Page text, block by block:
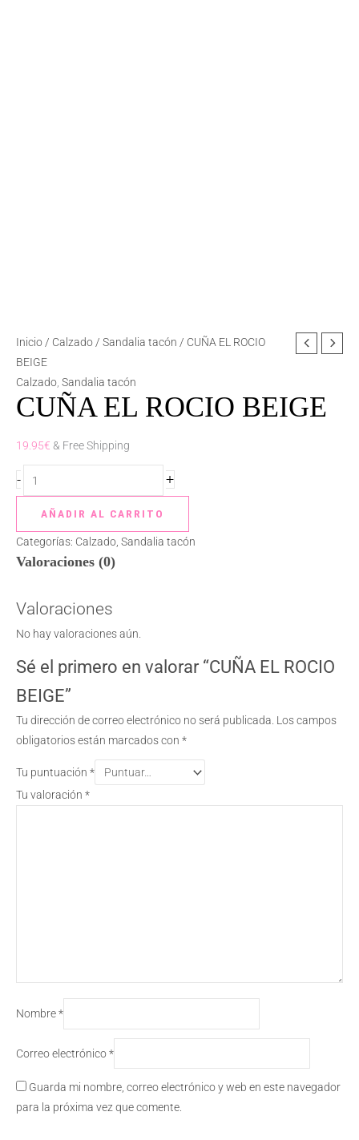
Inicio/ Calzado/ Sandalia tacón / CUÑA EL ROCIO
BEIGE
Calzado, Sandalia tacón
CUÑA EL ROCIO BEIGE
19.95€ & Free Shipping
-
CUÑA
EL
ROCIO
BEIGE
+
AÑADIR AL CARRITO
Categorías: Calzado Sandalia tacón
Valoraciones (0)
Valoraciones
No hay valoraciones aún.
Sé el primero en valorar “CUÑA EL ROCIO
BEIGE”
Tu dirección de correo electrónico no será publicada. Los campos
obligatorios están marcados con *
Tu puntuación *
Tu valoración *
Nombre*
Correo electrónico*
Guarda mi nombre, correo electrónico y web en este navegador
para la próxima vez que comente.